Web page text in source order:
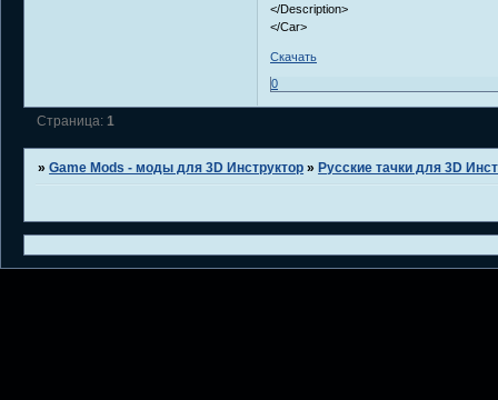
</Description>
</Car>
Скачать
0
Страница:1
»Game Mods - моды для 3D Инструктор »Русские тачки для 3D